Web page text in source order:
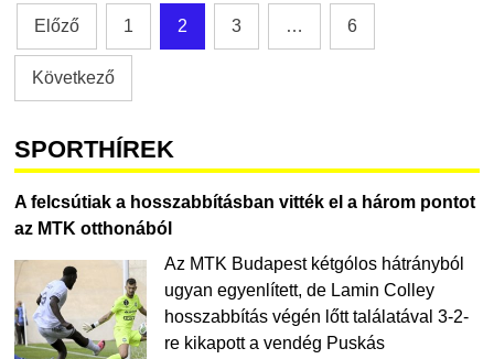
Bejegyzések
lapozása
Előző 1 2 3 … 6
Következő
SPORTHÍREK
A felcsútiak a hosszabbításban vitték el a három pontot
az MTK otthonából
Az MTK Budapest kétgólos hátrányból
ugyan egyenlített, de Lamin Colley
hosszabbítás végén lőtt találatával 3-2-
re kikapott a vendég Puskás